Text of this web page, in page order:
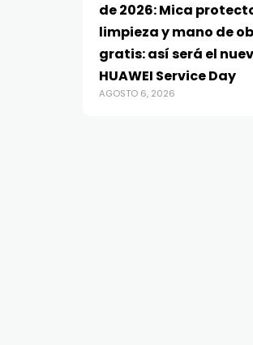
de 2026: Mica
limpieza y mano de
gratis: así será el
HUAWEI Service Day
AGOSTO 6, 2026